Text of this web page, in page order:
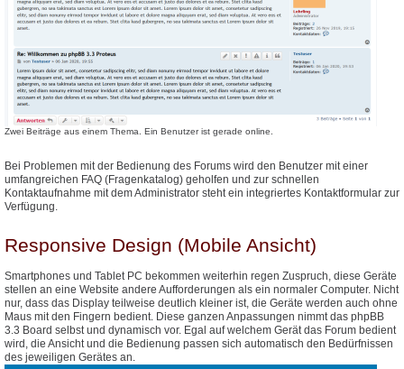
Zwei Beiträge aus einem Thema. Ein Benutzer ist gerade online.
Bei Problemen mit der Bedienung des Forums wird den Benutzer mit einer
umfangreichen FAQ (Fragenkatalog) geholfen und zur schnellen
Kontaktaufnahme mit dem Administrator steht ein integriertes Kontaktformular zur
Verfügung.
Responsive Design (Mobile Ansicht)
Smartphones und Tablet PC bekommen weiterhin regen Zuspruch, diese Geräte
stellen an eine Website andere Aufforderungen als ein normaler Computer. Nicht
nur, dass das Display teilweise deutlich kleiner ist, die Geräte werden auch ohne
Maus mit den Fingern bedient. Diese ganzen Anpassungen nimmt das phpBB
3.3 Board selbst und dynamisch vor. Egal auf welchem Gerät das Forum bedient
wird, die Ansicht und die Bedienung passen sich automatisch den Bedürfnissen
des jeweiligen Gerätes an.